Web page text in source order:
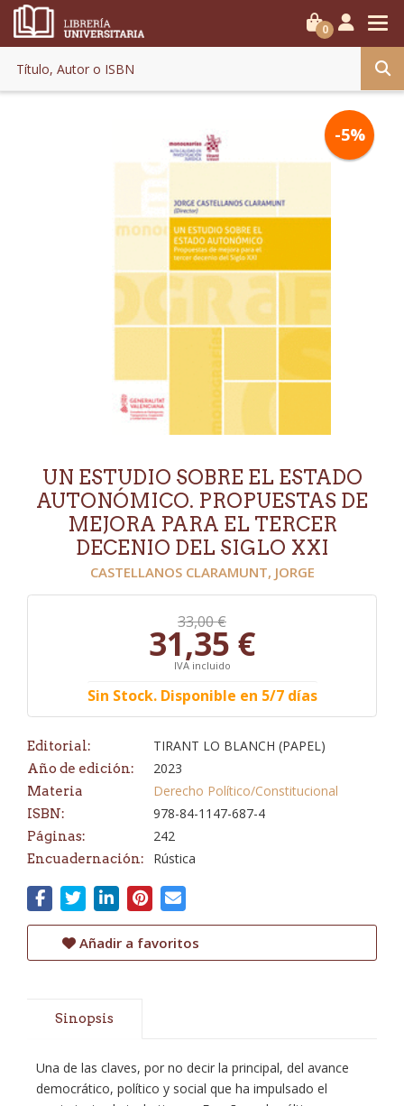
0
-5%
UN ESTUDIO SOBRE EL ESTADO
AUTONÓMICO. PROPUESTAS DE
MEJORA PARA EL TERCER
DECENIO DEL SIGLO XXI
CASTELLANOS CLARAMUNT, JORGE
33,00 €
31,35 €
IVA incluido
Sin Stock. Disponible en 5/7 días
Editorial: TIRANT LO BLANCH (PAPEL)
Año de edición: 2023
Materia Derecho Político/Constitucional
ISBN: 978-84-1147-687-4
Páginas: 242
Encuadernación: Rústica
Añadir a favoritos
Sinopsis
Una de las claves, por no decir la principal, del avance
democrático, político y social que ha impulsado el